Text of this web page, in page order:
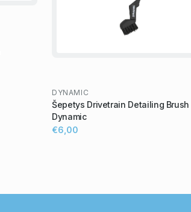
DYNAMIC
Šepetys Drivetrain Detailing Brush
Dynamic
€6,00